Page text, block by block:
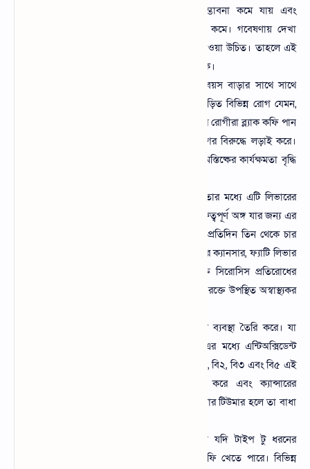
মাধ্যমে আপনার শরীরের স্টক হওয়ার সম্ভাবনা কমে যায় এবং
কার্ডিওভাস্কুলার ডিসঅর্ডার হওয়ার সম্ভাবনা কমে। গবেষণায় দেখা
গেছে প্রতিদিন ১ থেকে ২ কাপ ব্লাক কফি খাওয়া উচিত। তাহলে এই
উপকারিতা পাওয়া যায় এবং হৃদয় ভালো থাকে।
স্মৃতিশক্তি উন্নত করে ব্লাক কফি। মানুষের বয়স বাড়ার সাথে সাথে
স্মৃতিশক্তি দুর্বল হয়ে যায়। মানুষের স্মৃতি জড়িত বিভিন্ন রোগ যেমন,
আলঝেইমারস, ডেমেন্স ও পাকিনসন এ ধরনের রোগীরা ব্ল্যাক কফি পান
করলে আপনার মস্তিষ্ক ফিট থাকে এবং রোগের বিরুদ্ধে লড়াই করে।
পাশাপাশি এটি নিউরনকে সক্রিয় রাখে এবং মস্তিষ্কের কার্যক্ষমতা বৃদ্ধি
ব্ল্যাক কফির মধ্যে অন্যতম বৈশিষ্ট্য রয়েছে তার মধ্যে এটি লিভারের
কার্যক্ষমতা বৃদ্ধি করে। এটি শরীরের একটি গুরুত্বপূর্ণ অঙ্গ যার জন্য এর
সুরক্ষা দরকার। গবেষণায় দেখা গেছে কেউ প্রতিদিন তিন থেকে চার
কাপ ব্লাক কফি খাওয়ার অভ্যাস করলে, লিভার ক্যানসার, ফ্যাটি লিভার
ডিজিজ, হেপাটাইটিস এবং অ্যালকোহল যুক্ত সিরোসিস প্রতিরোধের
জন্য কাজ করে। এছাড়া ব্ল্যাক কফির গুণমান রক্তে উপস্থিত অস্বাস্থ্যকর
ক্যান্সার বিকাশের একটি গুরুত্বপূর্ণ প্রতিরোধ ব্যবস্থা তৈরি করে। যা
আলোকিত স্বাস্থ্যের জন্য অত্যন্ত উপকারী এর মধ্যে এন্টিঅক্সিডেন্ট
রয়েছে। তেমন পটাশিয়াম, ম্যাঙ্গানিজ, ভিটামিন, বি২, বি৩ এবং বি৫ এই
গুলো শরীরের ক্যান্সারের বিরুদ্ধে লড়াই করে এবং ক্যান্সারের
কোষগুলোর বৃদ্ধি রোধ করে। পাশাপাশি আপনার টিউমার হলে তা বাধা
টাইপ টু ডায়াবেটিসের ঝুঁকি কমান। কারো যদি টাইপ টু ধরনের
ডায়াবেটিস থাকে তাহলে তারা এই ব্লাক কফি খেতে পারে। বিভিন্ন